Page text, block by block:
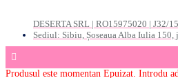
DESERTA SRL | RO15975020 | J32/
Sediul: Sibiu, Șoseaua Alba Iulia 150,
Produsul este momentan Epuizat. Introdu